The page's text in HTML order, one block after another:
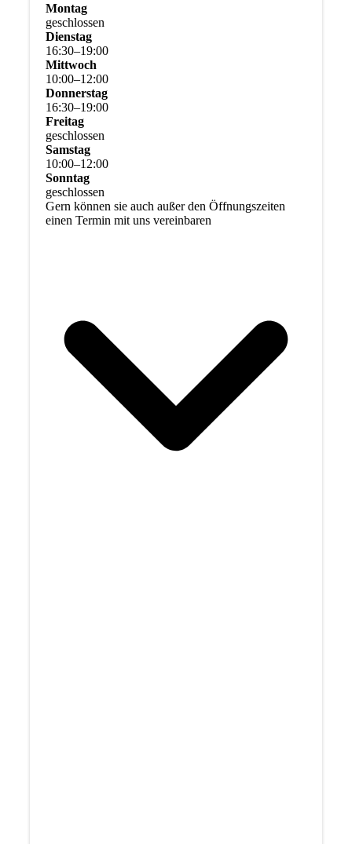
Montag
geschlossen
Dienstag
16:30–19:00
Mittwoch
10:00–12:00
Donnerstag
16:30–19:00
Freitag
geschlossen
Samstag
10:00–12:00
Sonntag
geschlossen
Gern können sie auch außer den Öffnungszeiten
einen Termin mit uns vereinbaren